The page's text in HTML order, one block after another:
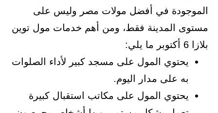
الموجودة في أفضل مولات مصر وليس على
مستوى المدينة فقط، ومن أهم خدمات مول توين
بلازا 6 أكتوبر ما يلي:
يحتوي المول على مسجد كبير لأداء الصلوات
به على مدار اليوم.
يحتوي المول على مكاتب استقبال كبيرة